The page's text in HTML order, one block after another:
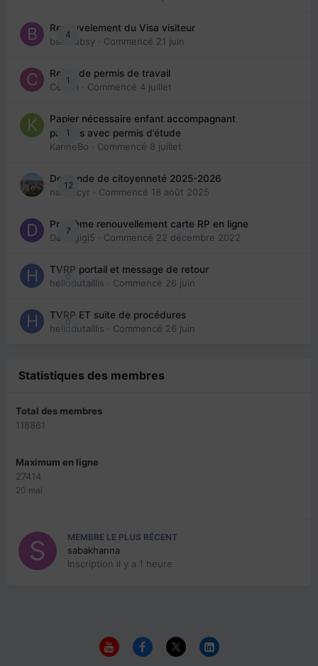
4
Renouvelement du Visa visiteur
babibubsy · Commencé 21 juin
1
Refus de permis de travail
Cedbri · Commencé 4 juillet
1
Papier nécessaire enfant accompagnant
parents avec permis d’étude
KarineBo · Commencé 8 juillet
12
Demande de citoyenneté 2025-2026
nanancyr · Commencé 18 août 2025
7
Problème renouvellement carte RP en ligne
Davidgigi5 · Commencé 22 décembre 2022
0
TVRP portail et message de retour
hellodutaillis · Commencé 26 juin
0
TVRP ET suite de procédures
hellodutaillis · Commencé 26 juin
Statistiques des membres
Total des membres
118861
Maximum en ligne
27414
20 mai
MEMBRE LE PLUS RÉCENT
sabakhanna
Inscription il y a 1 heure